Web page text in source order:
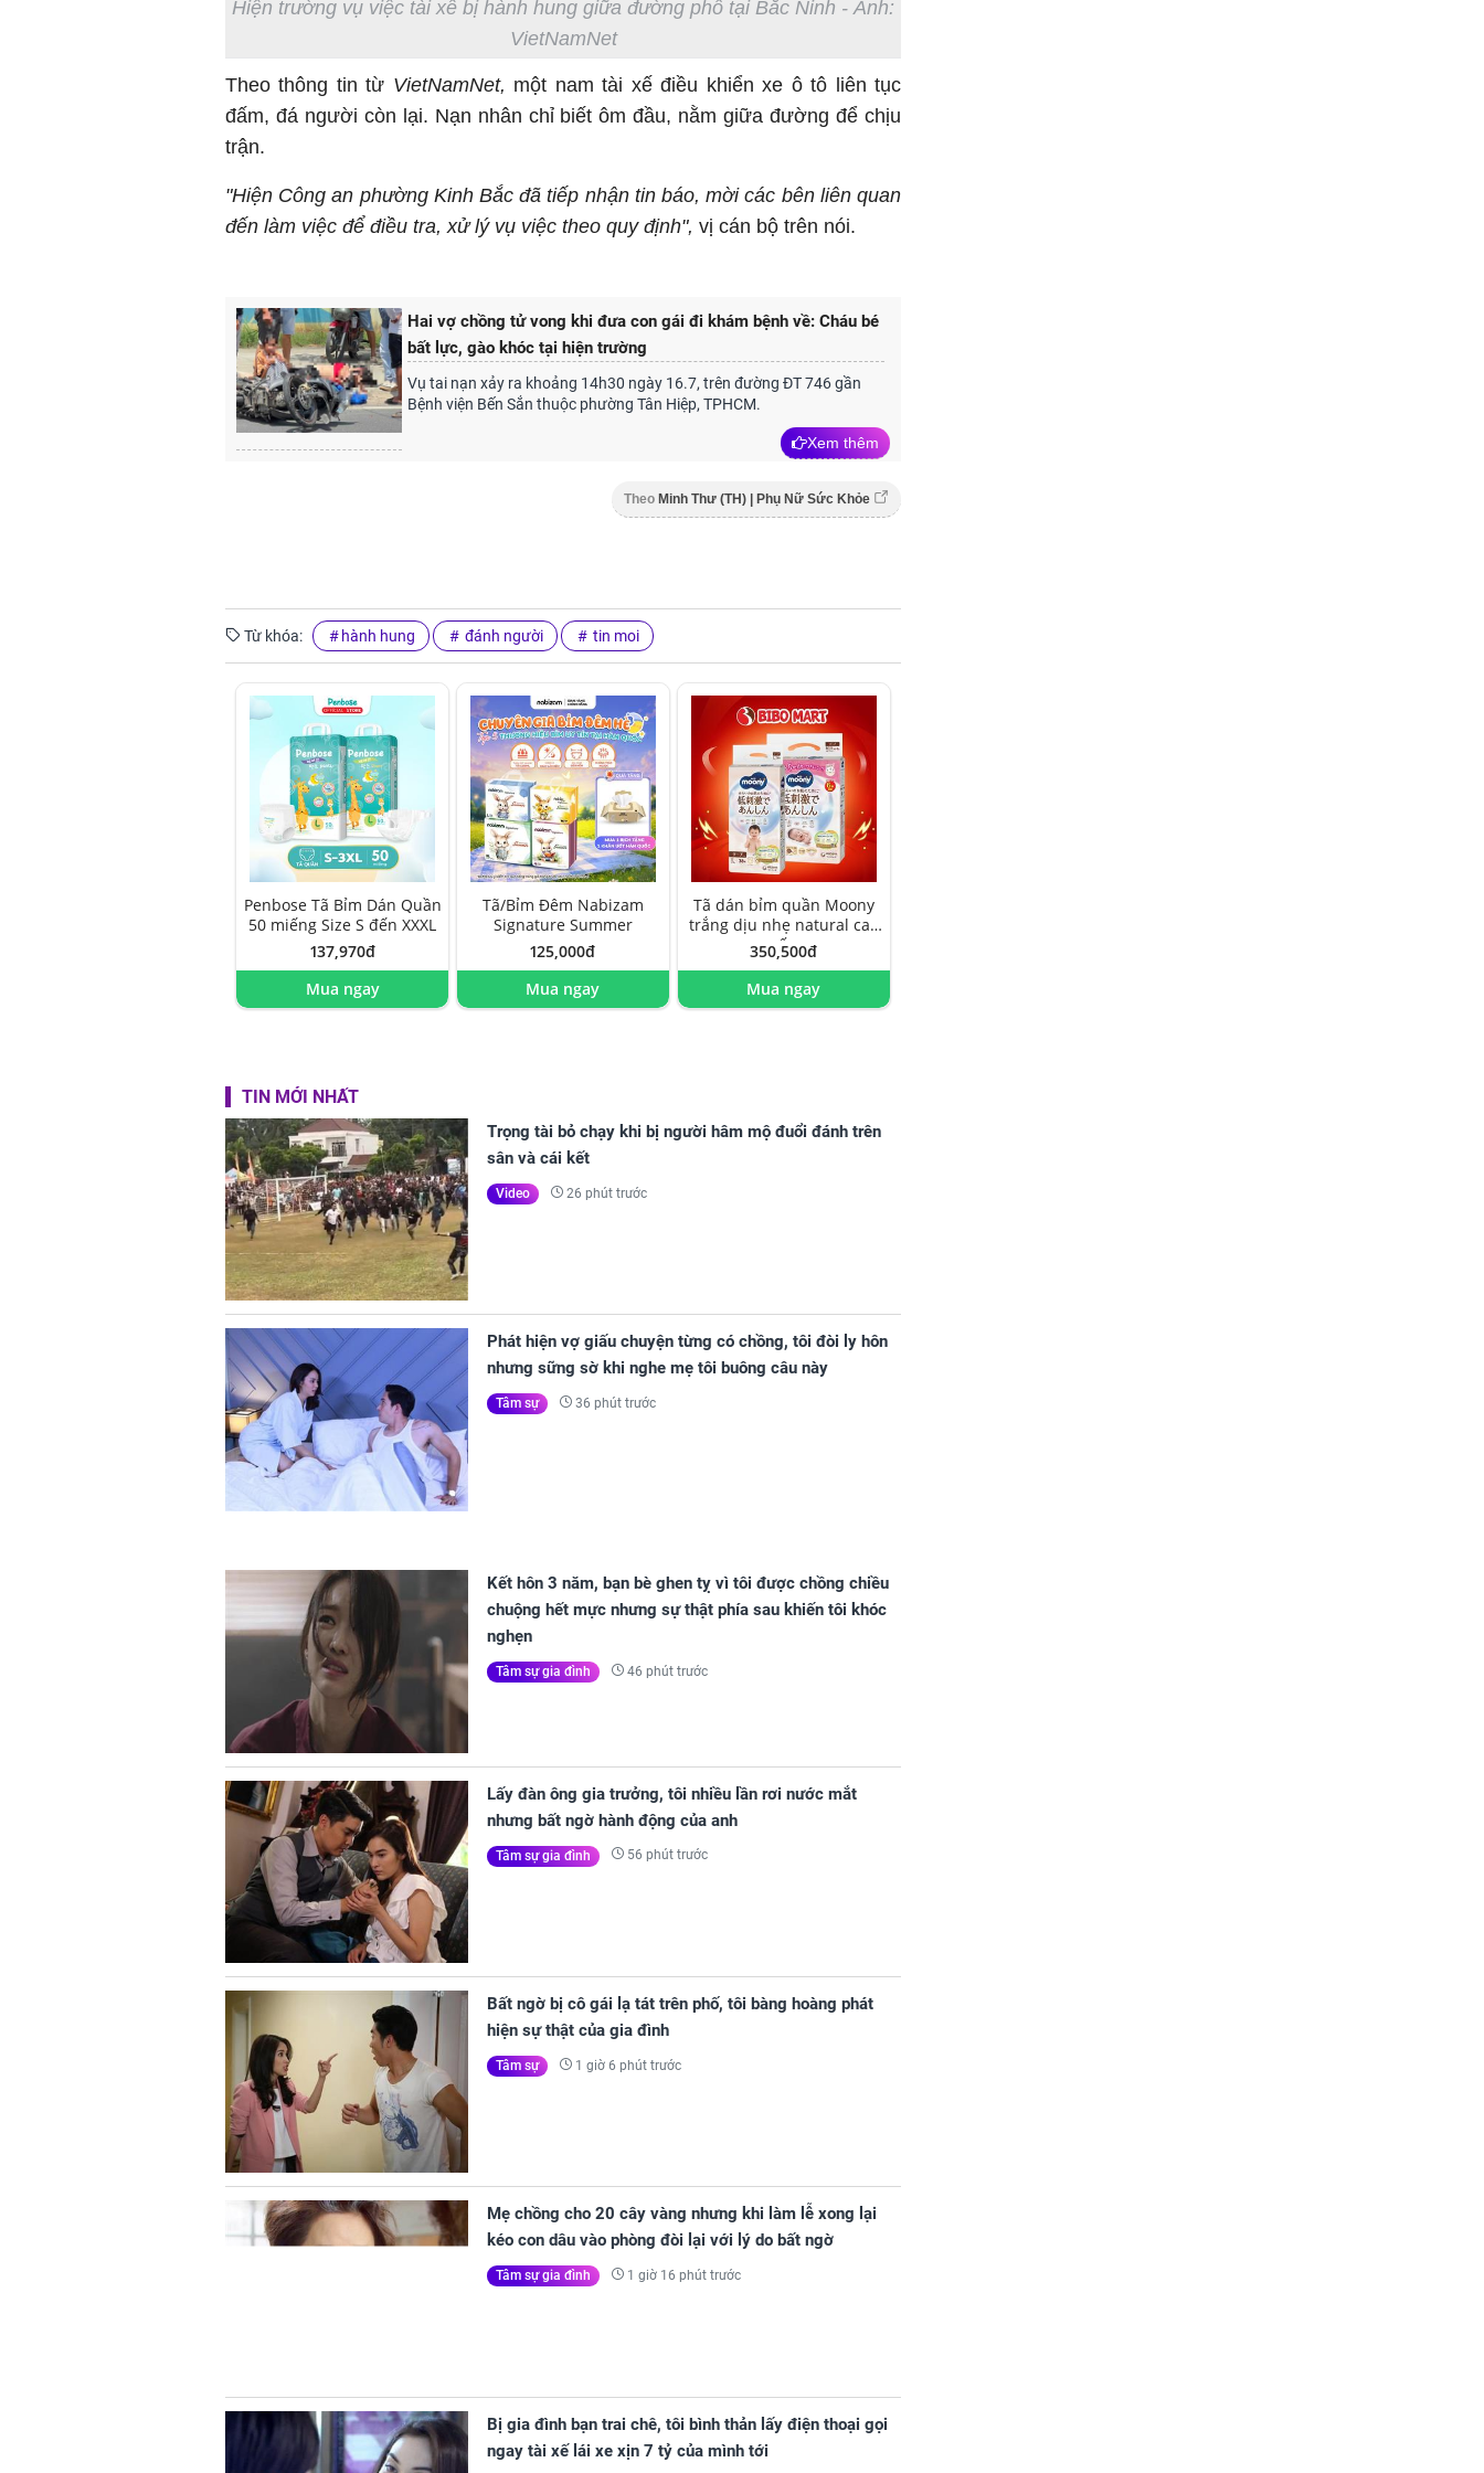
Hiện trường vụ việc tài xế bị hành hung giữa đường phố tại Bắc Ninh - Ảnh:
VietNamNet
Theo thông tin từ VietNamNet, một nam tài xế điều khiển xe ô tô liên tục
đấm, đá người còn lại. Nạn nhân chỉ biết ôm đầu, nằm giữa đường để chịu
trận.
"Hiện Công an phường Kinh Bắc đã tiếp nhận tin báo, mời các bên liên quan
đến làm việc để điều tra, xử lý vụ việc theo quy định", vị cán bộ trên nói.
Hai vợ chồng tử vong khi đưa con gái đi khám bệnh về: Cháu bé
bất lực, gào khóc tại hiện trường
Vụ tai nạn xảy ra khoảng 14h30 ngày 16.7, trên đường ĐT 746 gần
Bệnh viện Bến Sắn thuộc phường Tân Hiệp, TPHCM.
Xem thêm
Theo Minh Thư (TH) | Phụ Nữ Sức Khỏe
Từ khóa: hành hung đánh người tin moi
Penbose Tã Bỉm Dán Quần
50 miếng Size S đến XXXL
137,970đ
Mua ngay
Tã/Bỉm Đêm Nabizam
Signature Summer
125,000đ
Mua ngay
Tã dán bỉm quần Moony
trắng dịu nhẹ natural cao
cấp
350,500đ
Mua ngay
TIN MỚI NHẤT
Trọng tài bỏ chạy khi bị người hâm mộ đuổi đánh trên
sân và cái kết
Video 26 phút trước
Phát hiện vợ giấu chuyện từng có chồng, tôi đòi ly hôn
nhưng sững sờ khi nghe mẹ tôi buông câu này
Tâm sự 36 phút trước
Kết hôn 3 năm, bạn bè ghen tỵ vì tôi được chồng chiều
chuộng hết mực nhưng sự thật phía sau khiến tôi khóc
nghẹn
Tâm sự gia đình 46 phút trước
Lấy đàn ông gia trưởng, tôi nhiều lần rơi nước mắt
nhưng bất ngờ hành động của anh
Tâm sự gia đình 56 phút trước
Bất ngờ bị cô gái lạ tát trên phố, tôi bàng hoàng phát
hiện sự thật của gia đình
Tâm sự 1 giờ 6 phút trước
Mẹ chồng cho 20 cây vàng nhưng khi làm lễ xong lại
kéo con dâu vào phòng đòi lại với lý do bất ngờ
Tâm sự gia đình 1 giờ 16 phút trước
Bị gia đình bạn trai chê, tôi bình thản lấy điện thoại gọi
ngay tài xế lái xe xịn 7 tỷ của mình tới